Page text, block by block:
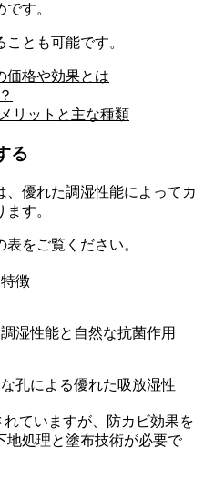
す。
とも可能です。
価格や効果とは
リットと主な種類
る
、優れた調湿性能によってカ
す。
をご覧ください。
徴
湿性能と自然な抗菌作用
孔による優れた吸放湿性
ていますが、防カビ効果を
地処理と塗布技術が必要で